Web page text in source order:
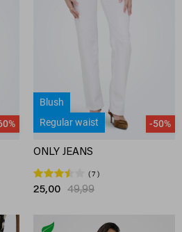
Blush
Regular waist
-50%
ONLY JEANS
7
25,00 49,99